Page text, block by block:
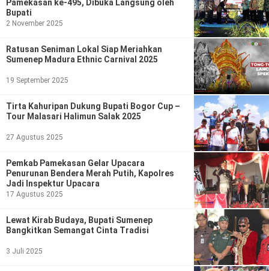
Teknologi
Indeks Birokrasi
Pamekasan ke-495, Dibuka Langsung oleh
Bupati
2 November 2025
Ratusan Seniman Lokal Siap Meriahkan
Sumenep Madura Ethnic Carnival 2025
19 September 2025
Tirta Kahuripan Dukung Bupati Bogor Cup –
Tour Malasari Halimun Salak 2025
27 Agustus 2025
Pemkab Pamekasan Gelar Upacara
Penurunan Bendera Merah Putih, Kapolres
Jadi Inspektur Upacara
17 Agustus 2025
Lewat Kirab Budaya, Bupati Sumenep
Bangkitkan Semangat Cinta Tradisi
3 Juli 2025